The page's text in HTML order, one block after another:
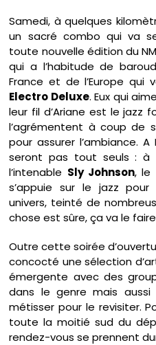
Samedi, à quelques
un sacré combo qui va
toute nouvelle édition du
qui a l’habitude de
France et de l’Europe qui
Electro Deluxe. Eux qui
leur fil d’Ariane est le jazz
l’agrémentent à coup de
pour assurer l’ambiance.
seront pas tout seuls : à
l’intenable Sly Johnson, le
s’appuie sur le jazz
univers, teinté de
chose est sûre, ça va le
Outre cette soirée
concocté une sélection
émergente avec des
dans le genre mais
métisser pour le revisiter.
toute la moitié sud du
rendez-vous se prennent